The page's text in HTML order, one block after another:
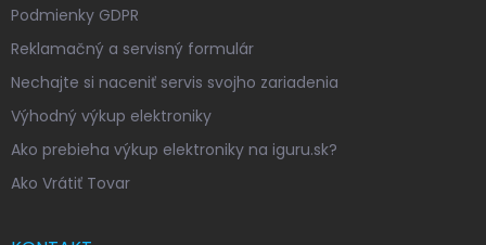
Podmienky GDPR
Reklamačný a servisný formulár
Nechajte si naceniť servis svojho zariadenia
Výhodný výkup elektroniky
Ako prebieha výkup elektroniky na iguru.sk?
Ako Vrátiť Tovar